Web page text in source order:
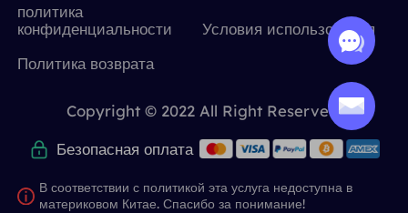
политика
конфиденциальности
Условия использования
Политика возврата
Copyright © 2022 All Right Reserved.
Безопасная оплата
В соответствии с политикой эта услуга недоступна в
материковом Китае. Спасибо за понимание!